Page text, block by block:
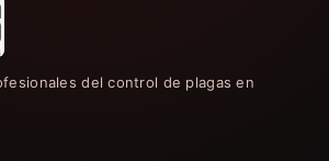
del control de plagas en